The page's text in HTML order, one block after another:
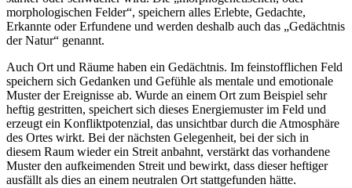
morphologischen Felder“, speichern alles Erlebte, Gedachte,
Erkannte oder Erfundene und werden deshalb auch das „Gedächtnis
der Natur“ genannt.
Auch Ort und Räume haben ein Gedächtnis. Im feinstofflichen Feld
speichern sich Gedanken und Gefühle als mentale und emotionale
Muster der Ereignisse ab. Wurde an einem Ort zum Beispiel sehr
heftig gestritten, speichert sich dieses Energiemuster im Feld und
erzeugt ein Konfliktpotenzial, das unsichtbar durch die Atmosphäre
des Ortes wirkt. Bei der nächsten Gelegenheit, bei der sich in
diesem Raum wieder ein Streit anbahnt, verstärkt das vorhandene
Muster den aufkeimenden Streit und bewirkt, dass dieser heftiger
ausfällt als dies an einem neutralen Ort stattgefunden hätte.